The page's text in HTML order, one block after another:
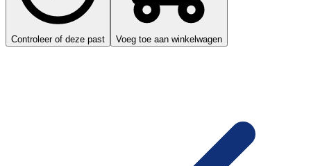
Controleer of deze past Voeg toe aan winkelwagen